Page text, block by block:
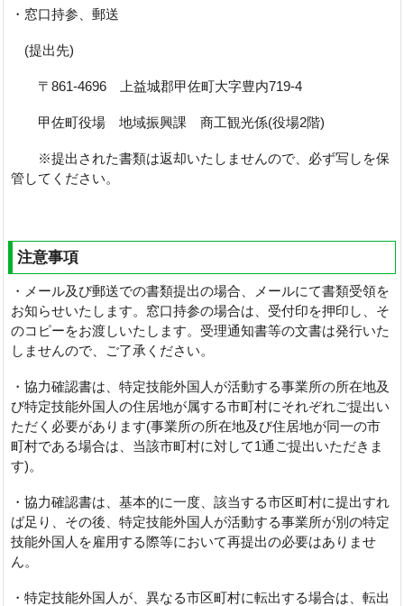
・窓口持参、郵送
(提出先)
〒861-4696 上益城郡甲佐町大字豊内719-4
甲佐町役場 地域振興課 商工観光係(役場2階)
※提出された書類は返却いたしませんので、必ず写しを保
管してください。
注意事項
・メール及び郵送での書類提出の場合、メールにて書類受領を
お知らせいたします。窓口持参の場合は、受付印を押印し、そ
のコピーをお渡しいたします。受理通知書等の文書は発行いた
しませんので、ご了承ください。
・協力確認書は、特定技能外国人が活動する事業所の所在地及
び特定技能外国人の住居地が属する市町村にそれぞれご提出い
ただく必要があります(事業所の所在地及び住居地が同一の市
町村である場合は、当該市町村に対して1通ご提出いただきま
す)。
・協力確認書は、基本的に一度、該当する市区町村に提出すれ
ば足り、その後、特定技能外国人が活動する事業所が別の特定
技能外国人を雇用する際等において再提出の必要はありませ
ん。
・特定技能外国人が、異なる市区町村に転出する場合は、転出